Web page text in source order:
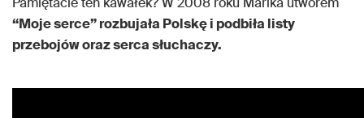
“Moje serce” rozbujała Polskę i podbiła listy
przebojów oraz serca słuchaczy.